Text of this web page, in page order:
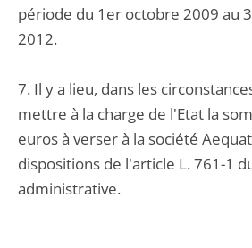
période du 1er octobre 2009 au
2012.
7. Il y a lieu, dans les
mettre à la charge de l'Etat la
euros à verser à la société
dispositions de l'article L. 761-1
administrative.